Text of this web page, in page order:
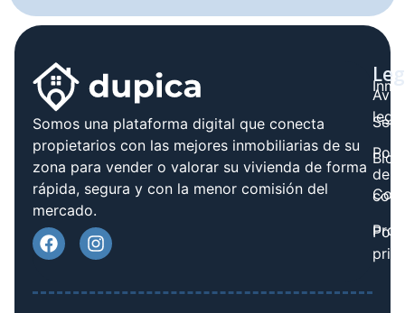
Somos una plataforma digital que conecta
propietarios con las mejores inmobiliarias de su
zona para vender o valorar su vivienda de forma
rápida, segura y con la menor comisión del
mercado.
Blog
legal
de